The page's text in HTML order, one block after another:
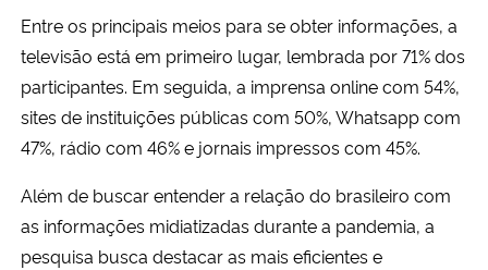
Entre os principais meios para se obter informações, a
televisão está em primeiro lugar, lembrada por 71% dos
participantes. Em seguida, a imprensa online com 54%,
sites de instituições públicas com 50%, Whatsapp com
47%, rádio com 46% e jornais impressoscom 45%.
Além de buscar entender a relação do brasileiro com
as informações midiatizadas durante a pandemia, a
pesquisa busca destacar as mais eficientes e